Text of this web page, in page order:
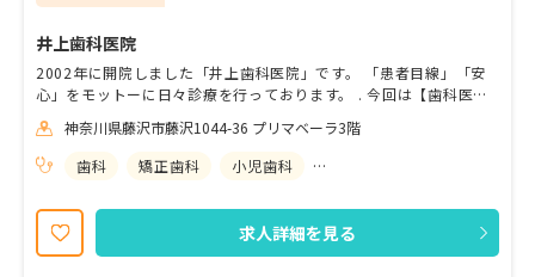
井上歯科医院
2002年に開院しました「井上歯科医院」です。 「患者目線」「安
心」をモットーに日々診療を行っております。 . 今回は【歯科医
嬉しいです♪ ・患者担当医制で1人の患者さんのお悩みを聴いて信
頼関係を築き、治療を進めたい方 ・経験の有無に限らず今までの経
験を生かして歯科医師として頑張りたい方 ・患者さん目線でのヒヤ
査、診断、治療計画の立案ができるようになりたい方 ・顕微鏡を使
っての精密治療ができるようになりたい方 . ご応募お待ちしており
神奈川県藤沢市藤沢1044-36 プリマベーラ3階
歯科
矯正歯科 小児歯科
求人詳細を見る